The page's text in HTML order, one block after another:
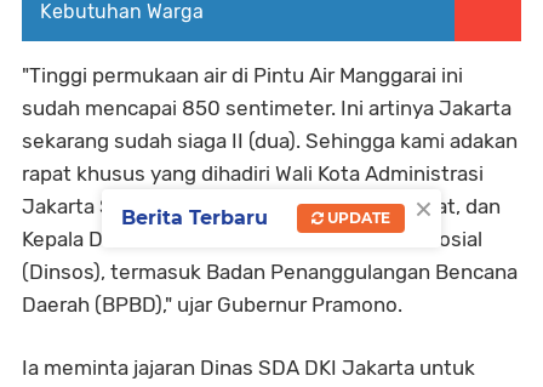
Kebutuhan Warga
"Tinggi permukaan air di Pintu Air Manggarai ini
sudah mencapai 850 sentimeter. Ini artinya Jakarta
sekarang sudah siaga II (dua). Sehingga kami adakan
rapat khusus yang dihadiri Wali Kota Administrasi
Jakarta Selatan, Jakarta Timur, Jakarta Pusat, dan
Kepala Dinas terkait, ada Dinas SDA, Dinas Sosial
(Dinsos), termasuk Badan Penanggulangan Bencana
Daerah (BPBD)," ujar Gubernur Pramono.
Ia meminta jajaran Dinas SDA DKI Jakarta untuk
×
Berita Terbaru UPDATE